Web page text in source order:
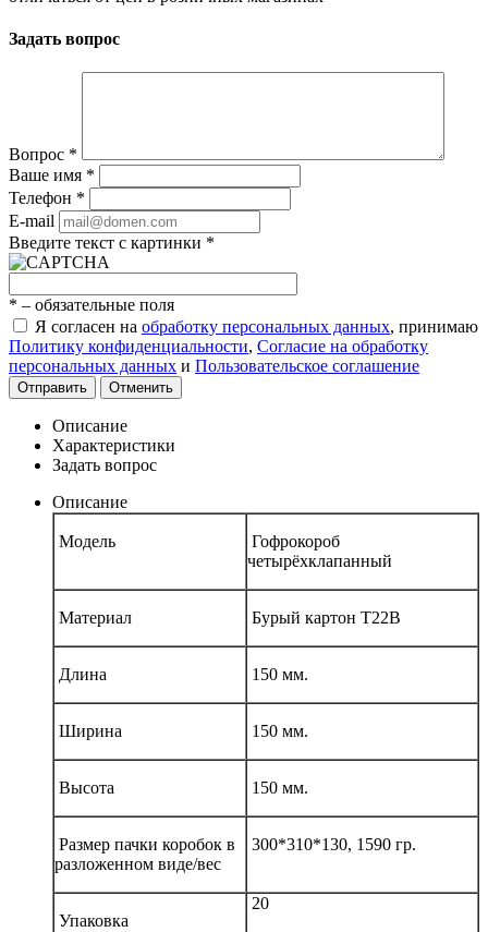
Задать вопрос
Вопрос *
Ваше имя *
Телефон *
E-mail
Введите текст с картинки *
* – обязательные поля
Я согласен на обработку персональных данных, принимаю
Политику конфиденциальности, Согласие на обработку
персональных данных и Пользовательское соглашение
Отправить Отменить
Описание
Характеристики
Задать вопрос
Описание
Модель
Гофрокороб
четырёхклапанный
Материал Бурый картон Т22В
Длина 150 мм.
Ширина 150 мм.
Высота 150 мм.
Размер пачки коробок в
разложенном виде/вес
300*310*130, 1590 гр.
Упаковка
20